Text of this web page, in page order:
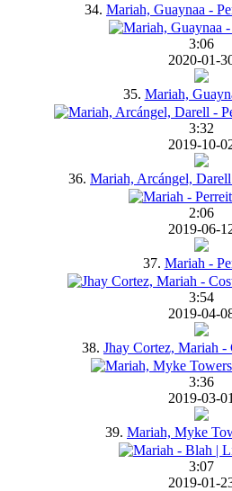
34. Mariah, Guaynaa -
3:06
2020-01-
35. Mariah,
3:32
2019-10-
36. Mariah, Arcángel,
2:06
2019-06-
37. Mariah -
3:54
2019-04-
38. Jhay Cortez, Mariah -
3:36
2019-03-01
39. Mariah, Myke
3:07
2019-01-